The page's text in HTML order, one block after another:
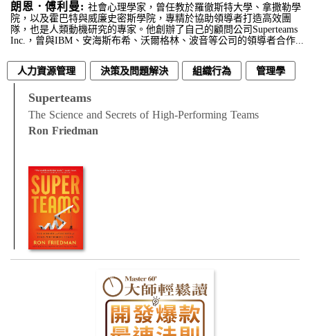
朗恩．傅利曼: 社會心理學家，曾任教於羅徹斯特大學、拿撒勒學
院，以及霍巴特與威廉史密斯學院，專精於協助領導者打造高效團
隊，也是人類動機研究的專家。他創辦了自己的顧問公司Superteams
Inc.，曾與IBM、安海斯布希、沃爾格林、波音等公司的領導者合作...
人力資源管理 決策及問題解決 組織行為 管理學
領導統御
Superteams
The Science and Secrets of High-Performing Teams
Ron Friedman